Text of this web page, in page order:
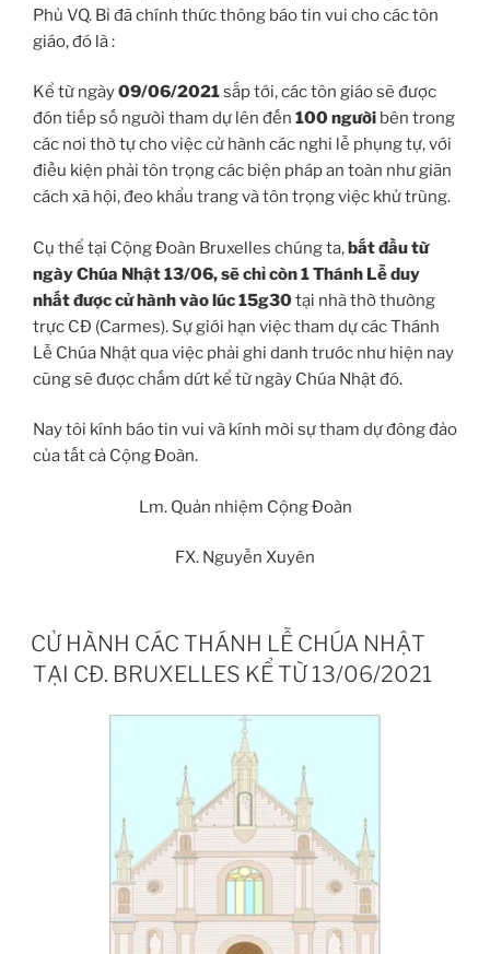
Phủ VQ. Bỉ đã chính thức thông báo tin vui cho các tôn
giáo, đó là :
Kể từ ngày09/06/2021sắp tới, các tôn giáo sẽ được
đón tiếp số người tham dự lên đến 100 người bên trong
các nơi thờ tự cho việc cử hành các nghi lễ phụng tự, với
điều kiện phải tôn trọng các biện pháp an toàn như giãn
cách xã hội, đeo khẩu trang và tôn trọng việc khử trùng.
Cụ thể tại Cộng Đoàn Bruxelles chúng ta,bắt đầu từ
ngày Chúa Nhật 13/06, sẽ chỉ còn 1 Thánh Lễ duy
nhất được cử hành vào lúc 15g30tại nhà thờ thường
trực CĐ (Carmes). Sự giới hạn việc tham dự các Thánh
Lễ Chúa Nhật qua việc phải ghi danh trước như hiện nay
cũng sẽ được chấm dứt kể từ ngày Chúa Nhật đó.
Nay tôi kính báo tin vui và kính mời sự tham dự đông đảo
của tất cả Cộng Đoàn.
Lm. Quản nhiệm Cộng Đoàn
FX. Nguyễn Xuyên
CỬ HÀNH CÁC THÁNH LỄ CHÚA NHẬT
TẠI CĐ. BRUXELLES KỂ TỪ 13/06/2021